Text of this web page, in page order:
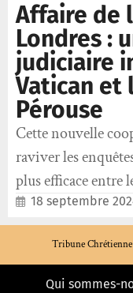
Affaire de
Londres :
judiciaire
Vatican et
Pérouse
Cette nouvelle
raviver les
plus efficace entre
18 septembre
Tribune Chrétienne
Qui sommes-